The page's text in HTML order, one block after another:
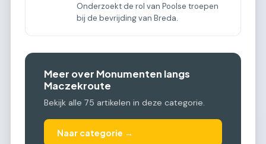
Onderzoekt de rol van Poolse troepen
bij de bevrijding van Breda.
Meer over Monumenten langs
Maczekroute
Bekijk alle 75 artikelen in deze categorie.
Naar categorie →